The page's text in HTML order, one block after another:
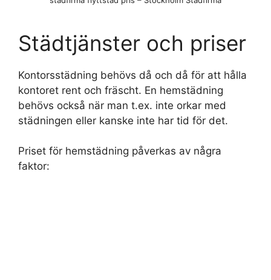
Städtjänster och priser
Kontorsstädning behövs då och då för att hålla
kontoret rent och fräscht. En hemstädning
behövs också när man t.ex. inte orkar med
städningen eller kanske inte har tid för det.
Priset för hemstädning påverkas av några
faktor: